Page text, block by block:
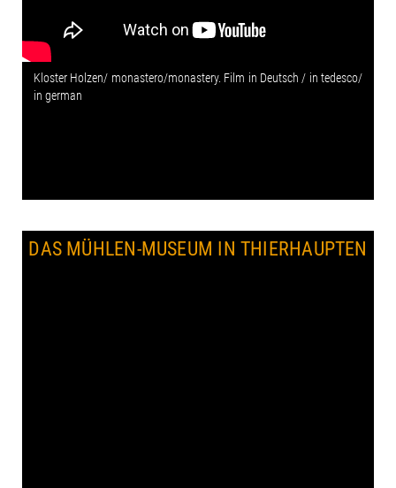
Kloster Holzen/ monastero/monastery. Film in Deutsch / in tedesco/
in german
DAS MÜHLEN-MUSEUM IN THIERHAUPTEN